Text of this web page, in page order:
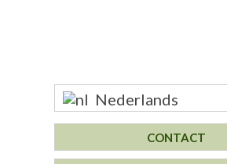
Nederlands
CONTACT